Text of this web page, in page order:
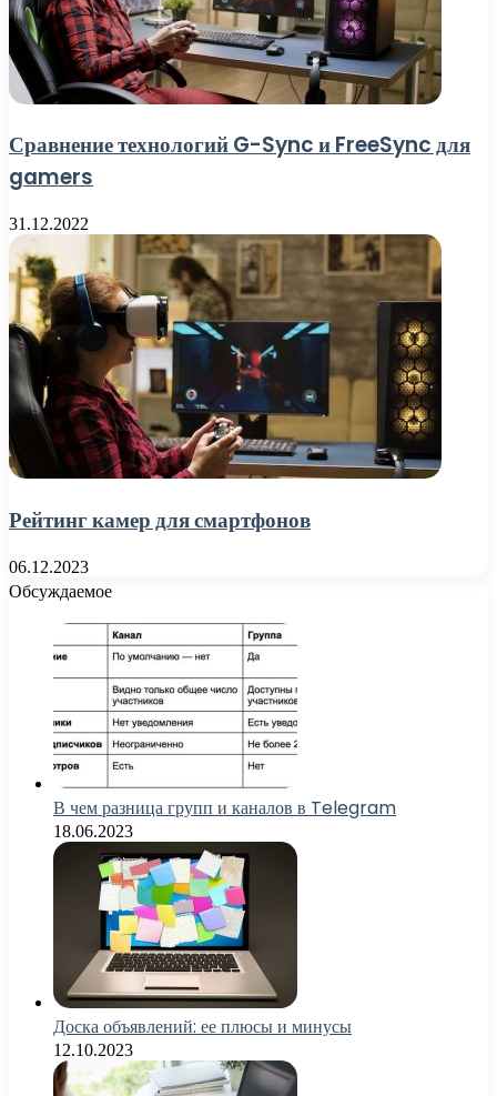
Сравнение технологий G-Sync и FreeSync для
gamers
31.12.2022
Рейтинг камер для смартфонов
06.12.2023
Обсуждаемое
В чем разница групп и каналов в Telegram
18.06.2023
Доска объявлений: ее плюсы и минусы
12.10.2023